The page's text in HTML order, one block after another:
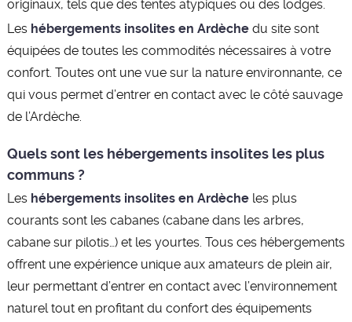
originaux, tels que des tentes atypiques ou des lodges.
Les hébergements insolites en Ardèchedu site sont
équipées de toutes les commodités nécessaires à votre
confort. Toutes ont une vue sur la nature environnante, ce
qui vous permet d’entrer en contact avec le côté sauvage
de l’Ardèche.
Quels sont les hébergements insolites les plus
communs ?
Les hébergements insolites en Ardècheles plus
courants sont les cabanes (cabane dans les arbres,
cabane sur pilotis…) et les yourtes. Tous ces hébergements
offrent une expérience unique aux amateurs de plein air,
leur permettant d’entrer en contact avec l’environnement
naturel tout en profitant du confort des équipements